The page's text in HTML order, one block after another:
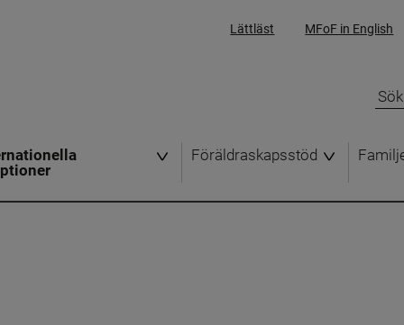
Lättläst MFoF in English
Föräldraskapsstöd